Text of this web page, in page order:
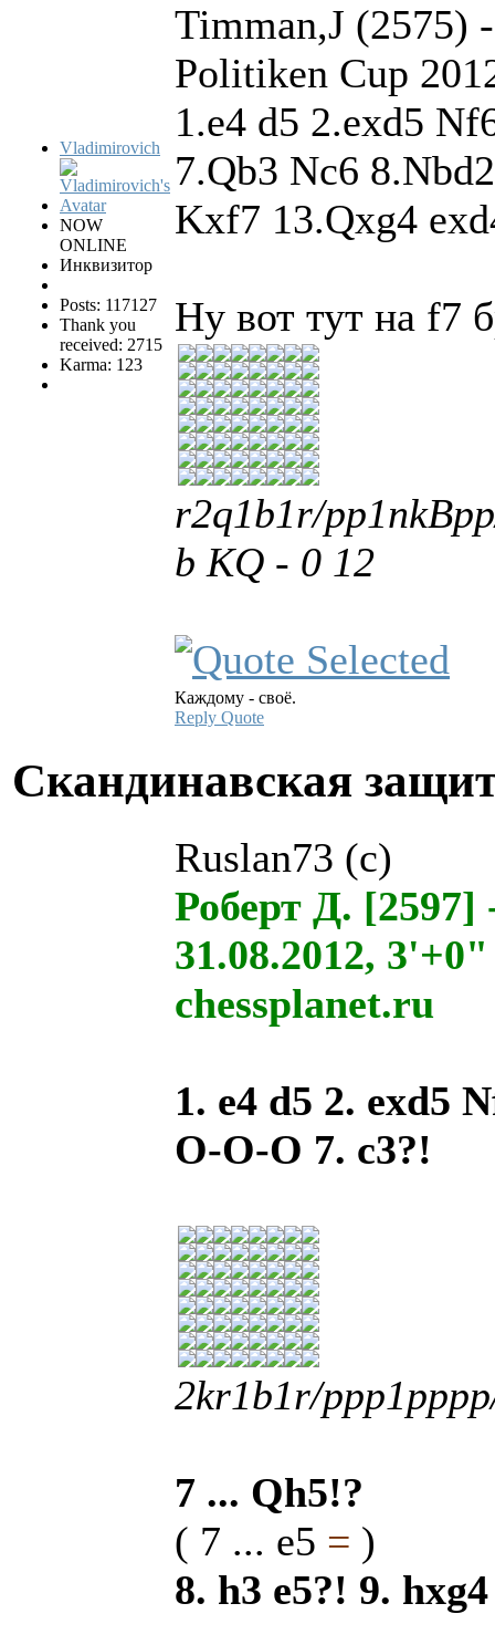
Vladimirovich
NOW
ONLINE
Инквизитор
Posts: 117127
Thank you
received: 2715
Karma: 123
Timman,J (2575)
Politiken Cup
1.e4 d5 2.exd5
7.Qb3 Nc6
Kxf7 13.Qxg4
Ну вот тут на f7
r2q1b1r/
b KQ - 0 12
Каждому - своё.
Reply Quote
Скандинавская
Ruslan73 (c)
Роберт Д. [2597]
31.08.2012,
chessplanet.ru
1. e4 d5 2. exd5
O-O-O 7. c3?!
2kr1b1r/
7 ... Qh5!?
( 7 ... e5 = )
8. h3 e5?! 9.